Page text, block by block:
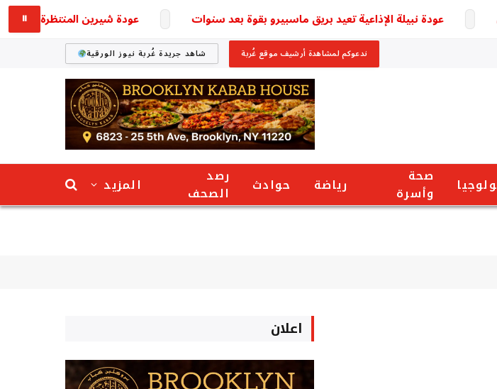
عودة نبيلة الإذاعية تعيد بريق ماسبيرو بقوة بعد سنوات عودة شيرين المنتظرة تخطف ⏸
ندعوكم لمشاهدة أرشيف موقع غُربة شاهد جريدة غُربة نيوز الورقية
صحة
وأسرة
رياضة حوادث
رصد
الصحف
المزيد
اعلان